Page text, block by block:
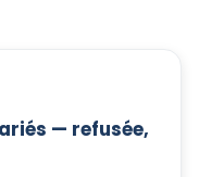
— refusée,